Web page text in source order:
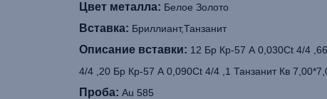
Цвет металла: Белое Золото
Вставка: Бриллиант,Танзанит
Описание вставки: 12 Бр Кр-57 А 0,030Ct 4/4
4/4 ,20 Бр Кр-57 А 0,090Ct 4/4 ,1 Танзанит Кв
Проба: Au 585